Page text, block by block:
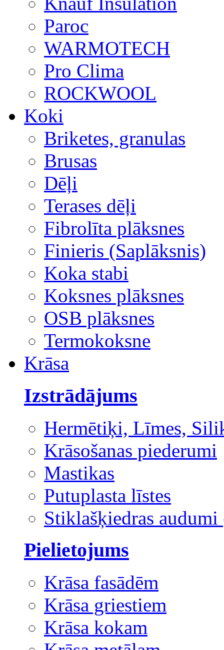
Paroc
WARMOTECH
Pro Clima
ROCKWOOL
Koki
Briketes, granulas
Brusas
Dēļi
Terases dēļi
Fibrolīta plāksnes
Finieris (Saplāksnis)
Koka stabi
Koksnes plāksnes
OSB plāksnes
Termokoksne
Krāsa
Izstrādājums
Hermētiķi, Līmes,
Krāsošanas piederumi
Mastikas
Putuplasta līstes
Stiklašķiedras audumi
Pielietojums
Krāsa fasādēm
Krāsa griestiem
Krāsa kokam